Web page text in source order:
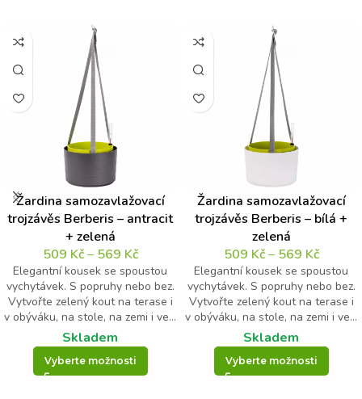
Žardina samozavlažovací
trojzávěs Berberis – antracit
+ zelená
509 Kč– 569 Kč
Elegantní kousek se spoustou
vychytávek. S popruhy nebo bez.
Vytvořte zelený kout na terase i
v obýváku, na stole, na zemi i ve...
Skladem
Vyberte možnosti
Žardina samozavlažovací
trojzávěs Berberis – bílá +
zelená
509 Kč– 569 Kč
Elegantní kousek se spoustou
vychytávek. S popruhy nebo bez.
Vytvořte zelený kout na terase i
v obýváku, na stole, na zemi i ve...
Skladem
Vyberte možnosti